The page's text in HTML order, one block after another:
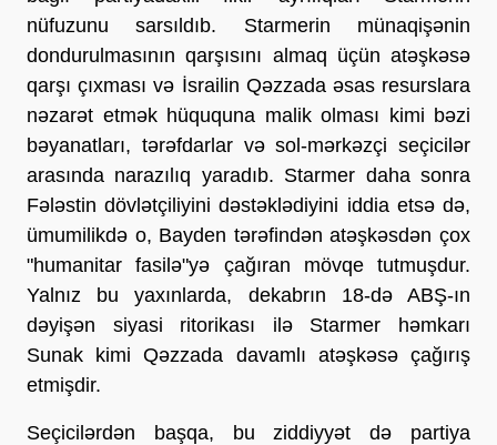
nüfuzunu sarsıldıb. Starmerin münaqişənin
dondurulmasının qarşısını almaq üçün atəşkəsə
qarşı çıxması və İsrailin Qəzzada əsas resurslara
nəzarət etmək hüququna malik olması kimi bəzi
bəyanatları, tərəfdarlar və sol-mərkəzçi seçicilər
arasında narazılıq yaradıb. Starmer daha sonra
Fələstin dövlətçiliyini dəstəklədiyini iddia etsə də,
ümumilikdə o, Bayden tərəfindən atəşkəsdən çox
"humanitar fasilə"yə çağıran mövqe tutmuşdur.
Yalnız bu yaxınlarda, dekabrın 18-də ABŞ-ın
dəyişən siyasi ritorikası ilə Starmer həmkarı
Sunak kimi Qəzzada davamlı atəşkəsə çağırış
etmişdir.
Seçicilərdən başqa, bu ziddiyyət də partiya